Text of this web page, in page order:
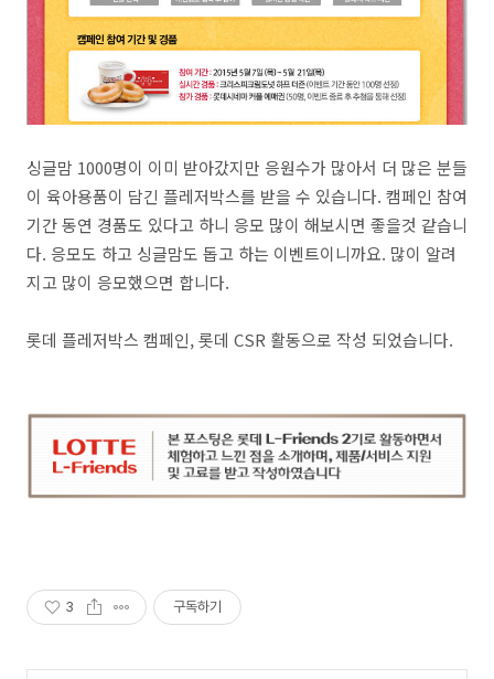
싱글맘 1000명이 이미 받아갔지만 응원수가 많아서 더 많은 분들
이 육아용품이 담긴 플레저박스를 받을 수 있습니다. 캠페인 참여
기간 동연 경품도 있다고 하니 응모 많이 해보시면 좋을것 같습니
다. 응모도 하고 싱글맘도 돕고 하는 이벤트이니까요. 많이 알려
지고 많이 응모했으면 합니다.
롯데 플레저박스 캠페인, 롯데 CSR 활동으로 작성 되었습니다.
3 구독하기